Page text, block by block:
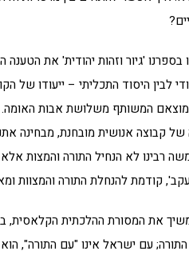
בספרנו 'גיור וזהות יהודית' את
לבין היסוד התכליתי – ייעודו של
המשותף משלושת אבות האומה.
של קבוצה אנושית מובחנת, מבחינה
רבינו לא הנחיל התורה והמצות
קודמת להנחלת התורה והמצוות
את המסורת ההלכתית
התורה; עם ישראל אינו "עם התורה",